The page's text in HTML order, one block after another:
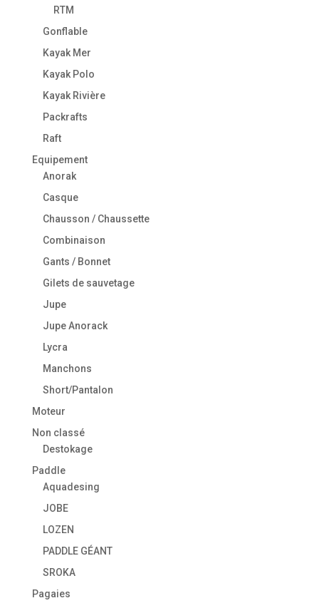
RTM
Gonflable
Kayak Mer
Kayak Polo
Kayak Rivière
Packrafts
Raft
Equipement
Anorak
Casque
Chausson / Chaussette
Combinaison
Gants / Bonnet
Gilets de sauvetage
Jupe
Jupe Anorack
Lycra
Manchons
Short/Pantalon
Moteur
Non classé
Destokage
Paddle
Aquadesing
JOBE
LOZEN
PADDLE GÉANT
SROKA
Pagaies